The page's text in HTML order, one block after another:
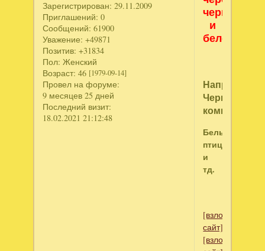
Зарегистрирован: 29.11.2009
Приглашений: 0
Сообщений: 61900
Уважение: +49871
Позитив: +31834
Пол: Женский
Возраст: 46 [1979-09-14]
Провел на форуме:
9 месяцев 25 дней
Последний визит:
18.02.2021 21:12:48
черное
и
белое.
Например:
Черная
комната
Белые
птицы
и
тд.
[взломанный
сайт]
[взломанный